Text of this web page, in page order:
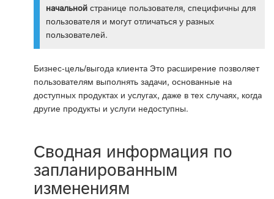
начальной странице пользователя, специфичны для
пользователя и могут отличаться у разных
пользователей.
Бизнес-цель/выгода клиента Это расширение позволяет
пользователям выполнять задачи, основанные на
доступных продуктах и услугах, даже в тех случаях, когда
другие продукты и услуги недоступны.
Сводная информация по
запланированным
изменениям